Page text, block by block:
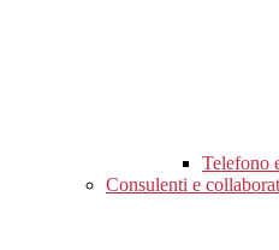
Telefono
Consulenti e